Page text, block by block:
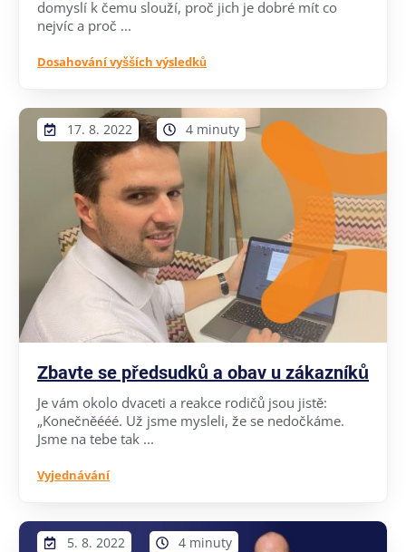
domyslí k čemu slouží, proč jich je dobré mít co
nejvíc a proč ...
Dosahování vyšších výsledků
17. 8. 2022 4 minuty
Zbavte se předsudků a obav u zákazníků
Je vám okolo dvaceti a reakce rodičů jsou jistě:
„Konečněééé. Už jsme mysleli, že se nedočkáme.
Jsme na tebe tak ...
Vyjednávání
5. 8. 2022 4 minuty